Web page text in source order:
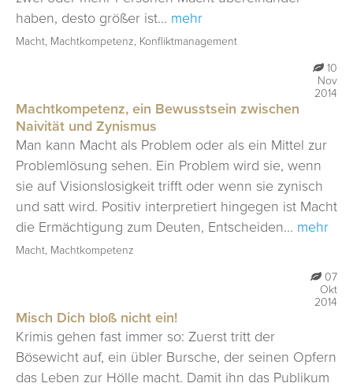
haben, desto größer ist... mehr
Macht, Machtkompetenz, Konfliktmanagement
10
Nov
2014
Machtkompetenz, ein Bewusstsein zwischen
Naivität und Zynismus
Man kann Macht als Problem oder als ein Mittel zur
Problemlösung sehen. Ein Problem wird sie, wenn
sie auf Visionslosigkeit trifft oder wenn sie zynisch
und satt wird. Positiv interpretiert hingegen ist Macht
die Ermächtigung zum Deuten, Entscheiden... mehr
Macht, Machtkompetenz
07
Okt
2014
Misch Dich bloß nicht ein!
Krimis gehen fast immer so: Zuerst tritt der
Bösewicht auf, ein übler Bursche, der seinen Opfern
das Leben zur Hölle macht. Damit ihn das Publikum